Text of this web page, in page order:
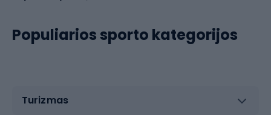
Populiarios sporto kategorijos
Turizmas